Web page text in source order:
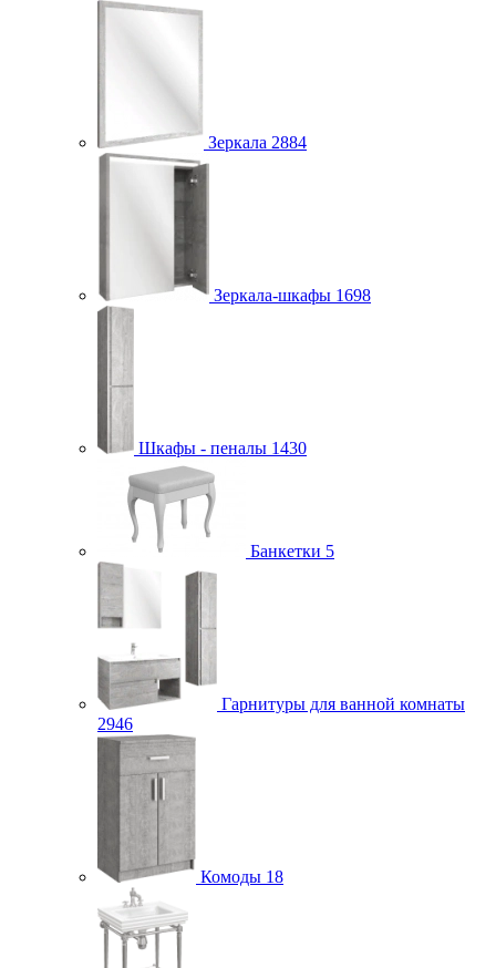
Зеркала 2884
Зеркала-шкафы 1698
Шкафы - пеналы 1430
Банкетки 5
Гарнитуры для ванной комнаты
2946
Комоды 18